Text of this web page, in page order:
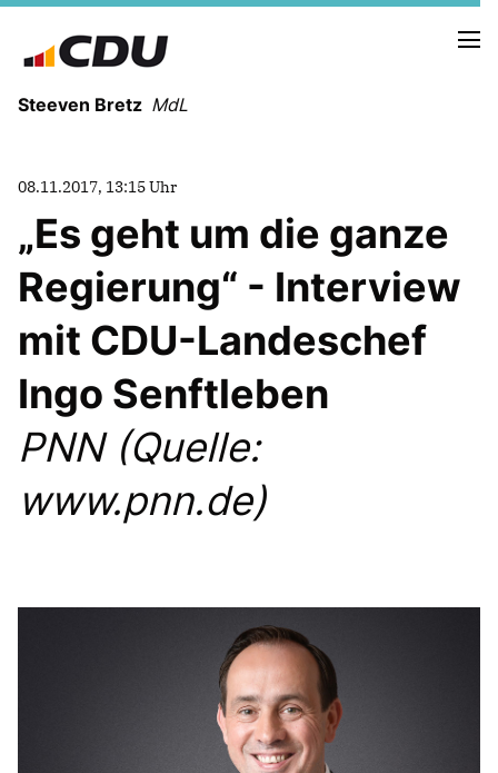
Steeven Bretz MdL
WAHLKREISBESUCHE
PRESSEFOTOS
MEIN BÜRGERBÜRO
MEIN WAHLKREIS
ZIELE
Redebeiträge
Anträge CDU
CDU Deutschland
CDU Fraktion im Brandenburger Landtag
CDU Brandenburg
CDU Potsdam
08.11.2017, 13:15 Uhr
Es geht um die ganze
Regierung“ - Interview
mit CDU-Landeschef
Ingo Senftleben
PNN (Quelle:
www.pnn.de)